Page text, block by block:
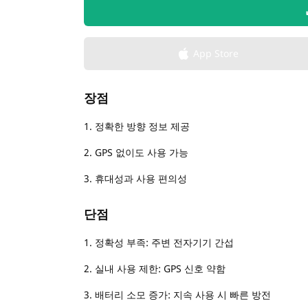
장점
1. 정확한 방향 정보 제공
2. GPS 없이도 사용 가능
3. 휴대성과 사용 편의성
단점
1. 정확성 부족: 주변 전자기기 간섭
2. 실내 사용 제한: GPS 신호 약함
3. 배터리 소모 증가: 지속 사용 시 빠른 방전